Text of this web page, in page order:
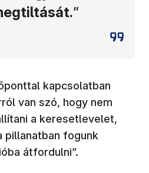
”
kapcsolatban
van szó, hogy nem
a keresetlevelet,
pillanatban fogunk
átfordulni”.